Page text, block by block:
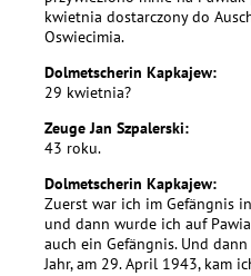
kwietnia dostarczony do
Oswiecimia.
Dolmetscherin Kapkajew:
29 kwietnia?
Zeuge Jan Szpalerski:
43 roku.
Dolmetscherin Kapkajew:
Zuerst war ich im Gefängnis
und dann wurde ich auf
auch ein Gefängnis. Und
Jahr, am 29. April 1943, kam